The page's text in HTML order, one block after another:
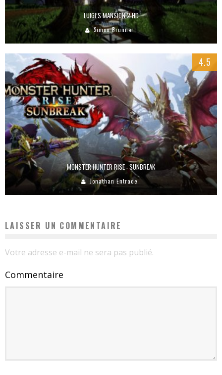
LUIGI’S MANSION 2 HD
Simon Brunner
4.5
MONSTER HUNTER RISE : SUNBREAK
Jonathan Entrade
LAISSER UN COMMENTAIRE
Votre adresse e-mail ne sera pas publié.
Commentaire